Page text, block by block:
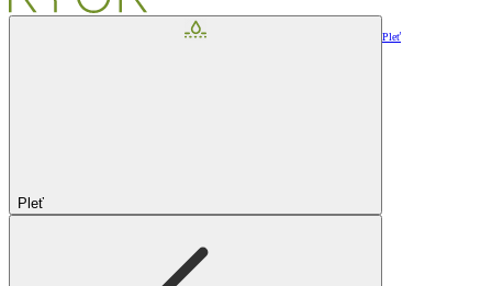
Pleť
Pleť